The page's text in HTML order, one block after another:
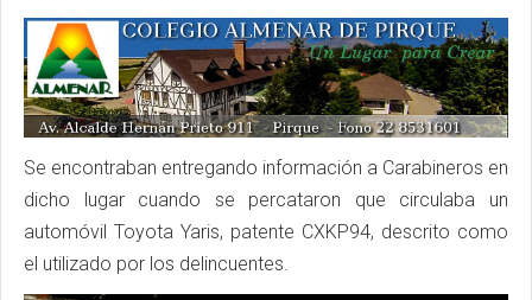
Se encontraban entregando información a Carabineros en
dicho lugar cuando se percataron que circulaba un
automóvil Toyota Yaris, patente CXKP94, descrito como
el utilizado por los delincuentes.